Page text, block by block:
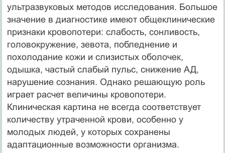
ультразвуковых методов исследования. Большое
значение в диагностике имеют общеклинические
признаки кровопотери: слабость, сонливость,
головокружение, зевота, побледнение и
похолодание кожи и слизистых оболочек,
одышка, частый слабый пульс, снижение АД,
нарушение сознания. Однако решающую роль
играет расчет величины кровопотери.
Клиническая картина не всегда соответствует
количеству утраченной крови, особенно у
молодых людей, у которых сохранены
адаптационные возможности организма.